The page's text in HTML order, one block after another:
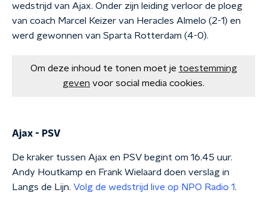
wedstrijd van Ajax. Onder zijn leiding verloor de ploeg
van coach Marcel Keizer van Heracles Almelo (2-1) en
werd gewonnen van Sparta Rotterdam (4-0).
Om deze inhoud te tonen moet je toestemming
geven voor social media cookies.
Ajax - PSV
De kraker tussen Ajax en PSV begint om 16.45 uur.
Andy Houtkamp en Frank Wielaard doen verslag in
Langs de Lijn. Volg de wedstrijd live op NPO Radio 1.